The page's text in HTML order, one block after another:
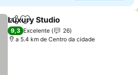
PartilharAdicionar aos favoritos
Luxury Studio
9,3 Excelente
26
a 5.4 km de Centro da cidade